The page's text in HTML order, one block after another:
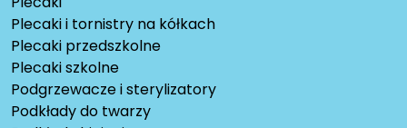
Plecaki i tornistry na kółkach
Plecaki przedszkolne
Plecaki szkolne
Podgrzewacze i sterylizatory
Podkłady do twarzy